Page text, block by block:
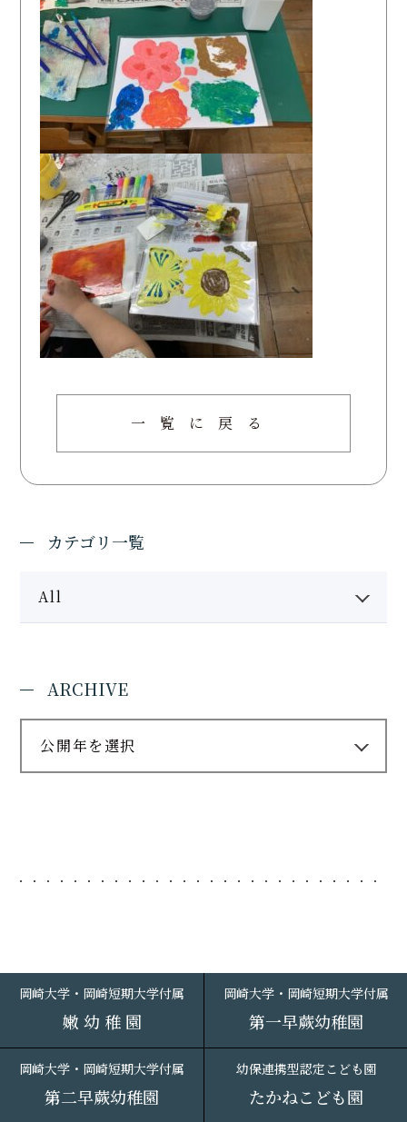
一覧に戻る
カテゴリ一覧
All
ARCHIVE
公開年を選択
岡崎大学・岡崎短期大学付属
嫩 幼 稚 園
岡崎大学・岡崎短期大学付属
第一早蕨幼稚園
岡崎大学・岡崎短期大学付属
第二早蕨幼稚園
幼保連携型認定こども園
たかねこども園